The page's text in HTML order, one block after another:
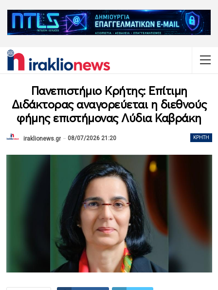
Πανεπιστήμιο Κρήτης: Επίτιμη
Διδάκτορας αναγορεύεται η διεθνούς
φήμης επιστήμονας Λύδια Καβράκη
ΚΡΉΤΗ
iraklionews.gr 08/07/2026 21:20